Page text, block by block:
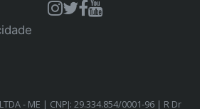
- ME | CNPJ: 29.334.854/0001-96 | R Dr